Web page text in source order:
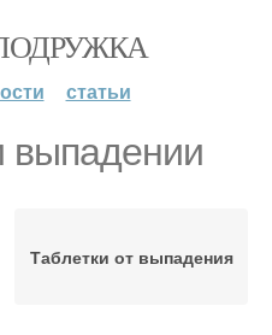
статьи
выпадении
Таблетки от выпадения